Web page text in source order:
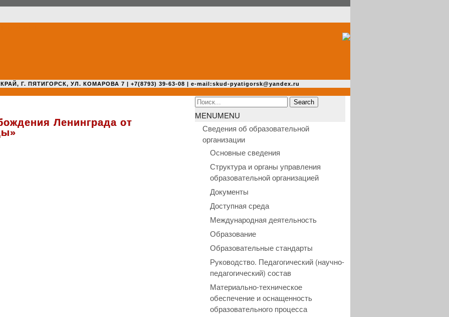
Г. ПЯТИГОРСК, УЛ. КОМАРОВА 7 | +7(8793) 39-63-08 | e-mail:skud-pyatigorsk@yandex.ru
Ленинграда от
Search
for:
MENUMENU
Сведения об образовательной
организации
Основные сведения
Структура и органы управления
образовательной организацией
Документы
Доступная среда
Международная деятельность
Образование
Образовательные стандарты
Руководство. Педагогический (научно-
педагогический) состав
Материально-техническое
обеспечение и оснащенность
образовательного процесса